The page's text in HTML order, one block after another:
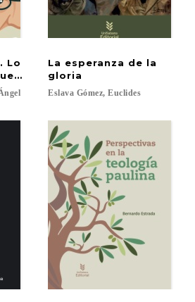
Lo
enseñarnos
La esperanza de la
gloria
Eslava Gómez, Euclides